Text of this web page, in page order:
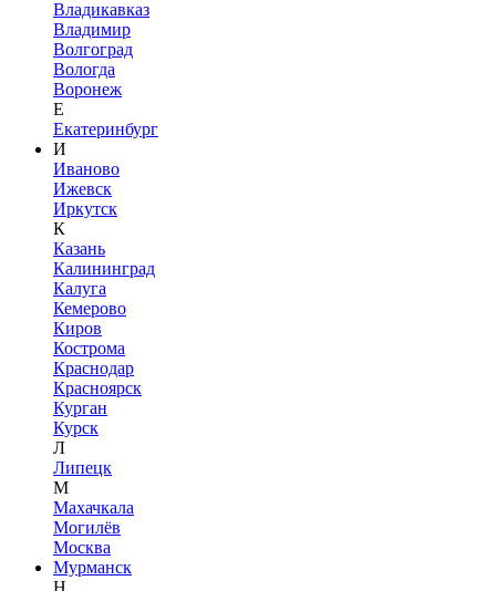
Владикавказ
Владимир
Волгоград
Вологда
Воронеж
Е
Екатеринбург
И
Иваново
Ижевск
Иркутск
К
Казань
Калининград
Калуга
Кемерово
Киров
Кострома
Краснодар
Красноярск
Курган
Курск
Л
Липецк
М
Махачкала
Могилёв
Москва
Мурманск
Н